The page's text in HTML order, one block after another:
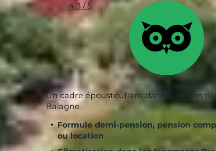
4.3 / 5
Un cadre époustouflant dans la région de
Balagne
Formule demi-pension, pension
ou location